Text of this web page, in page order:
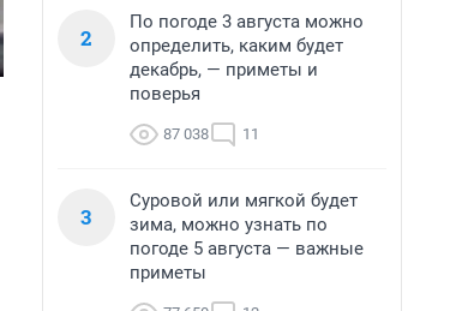
2
По погоде 3 августа можно
определить, каким будет
декабрь, — приметы и
поверья
87 038 11
3
Суровой или мягкой будет
зима, можно узнать по
погоде 5 августа — важные
приметы